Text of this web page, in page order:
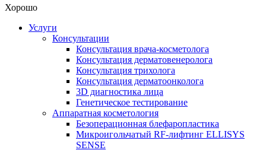
Хорошо
Услуги
Консультации
Консультация врача-косметолога
Консультация дерматовенеролога
Консультация трихолога
Консультация дерматоонколога
3D диагностика лица
Генетическое тестирование
Аппаратная косметология
Безоперационная блефаропластика
Микроигольчатый RF-лифтинг ELLISYS
SENSE